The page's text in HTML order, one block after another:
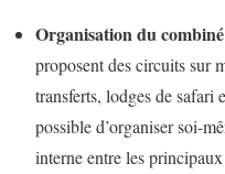
Organisation du
proposent des circuits sur
transferts, lodges de safari
possible d’organiser soi-
interne entre les